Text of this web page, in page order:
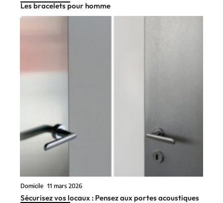
Les bracelets pour homme
Domicile 11 mars 2026
Sécurisez vos locaux : Pensez aux portes acoustiques